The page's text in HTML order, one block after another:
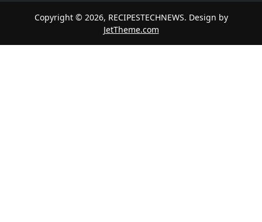
Copyright © 2026, RECIPESTECHNEWS. Design by
JetTheme.com